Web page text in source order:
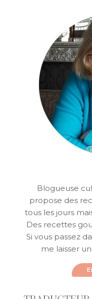
Blogueuse
propose des
tous les jours
Des recettes
Si vous passez
me laisser